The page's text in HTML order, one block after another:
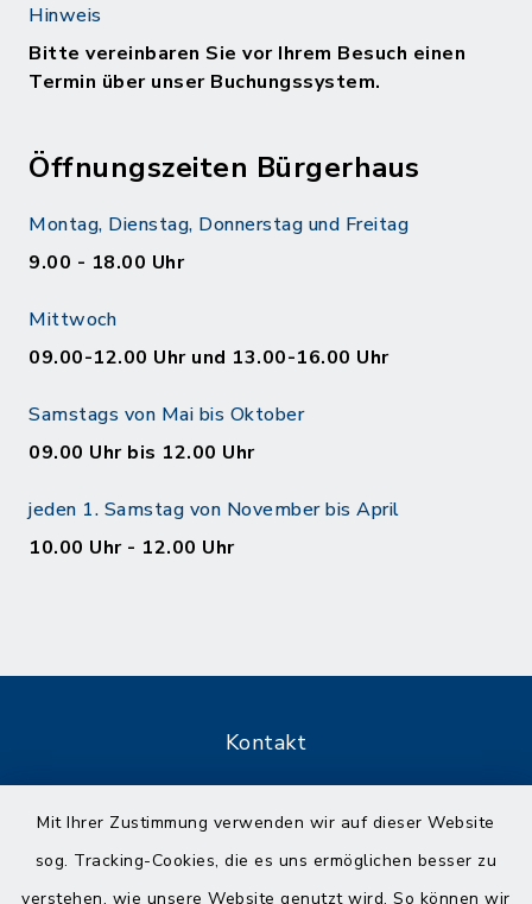
Mit Ihrer Zustimmung verwenden wir auf dieser Website
sog. Tracking-Cookies, die es uns ermöglichen besser zu
verstehen, wie unsere Website genutzt wird. So können wir
Hinweis
Bitte vereinbaren Sie vor Ihrem Besuch einen
Termin über unser Buchungssystem.
Öffnungszeiten Bürgerhaus
Montag, Dienstag, Donnerstag und Freitag
9.00 - 18.00 Uhr
Mittwoch
09.00-12.00 Uhr und 13.00-16.00 Uhr
Samstags von Mai bis Oktober
09.00 Uhr bis 12.00 Uhr
jeden 1. Samstag von November bis April
10.00 Uhr - 12.00 Uhr
Kontakt
Datenschutz